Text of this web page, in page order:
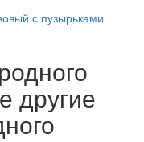
с пузырьками
другие